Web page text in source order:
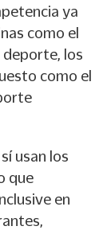
ya
como el
deporte, los
como el
usan los
que
en